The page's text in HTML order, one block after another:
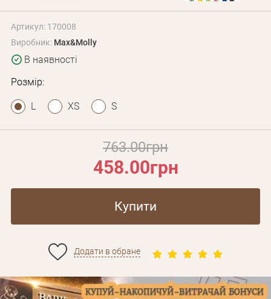
Артикул: 170008
Виробник: Max&Molly
В наявності
Розмір:
L XS S
763.00грн
458.00грн
Купити
Додати в обране